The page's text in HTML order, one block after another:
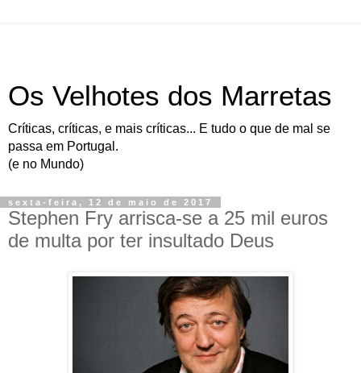
Os Velhotes dos Marretas
Críticas, críticas, e mais críticas... E tudo o que de mal se
passa em Portugal.
(e no Mundo)
sexta-feira, 12 de maio de 2017
Stephen Fry arrisca-se a 25 mil euros
de multa por ter insultado Deus